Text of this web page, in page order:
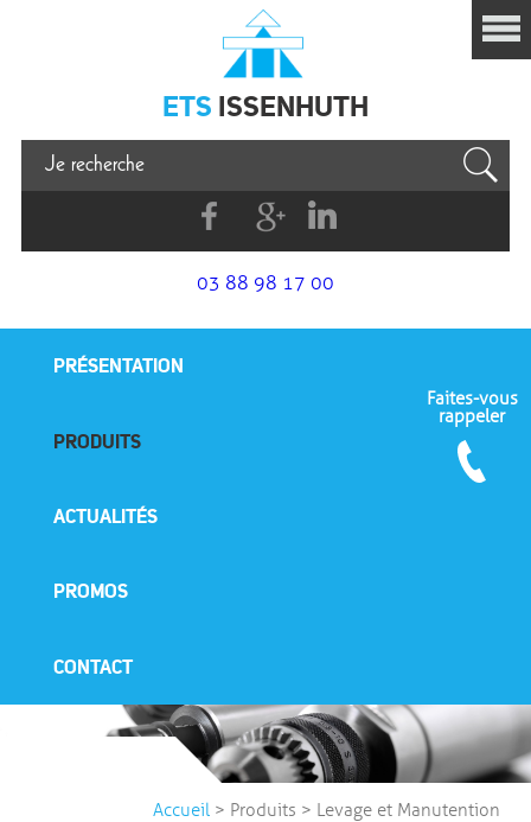
Issenhuth
ETS ISSENHUTH
FacebookG+
Linkedin
03 88 98 17 00
PRÉSENTATION
PRODUITS
ACTUALITÉS
PROMOS
CONTACT
Accueil > Produits > Levage et Manutention
Faites-vous
rappeler